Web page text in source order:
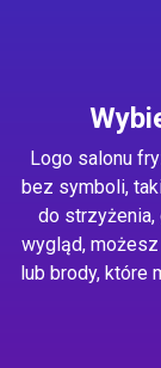
Logo salonu
bez symboli,
do strzyżenia,
wygląd,
lub brody, które